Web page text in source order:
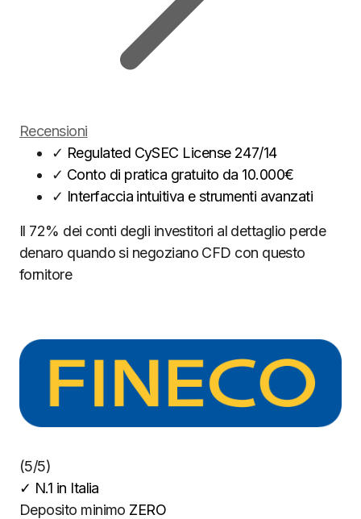
Recensioni
✓ Regulated CySEC License 247/14
✓ Conto di pratica gratuito da 10.000€
✓ Interfaccia intuitiva e strumenti avanzati
Il 72% dei conti degli investitori al dettaglio perde
denaro quando si negoziano CFD con questo
fornitore
(5/5)
✓ N.1 in Italia
Deposito minimo ZERO